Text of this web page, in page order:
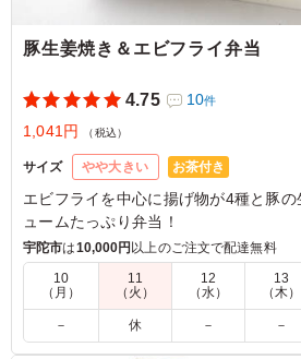
豚生姜焼き＆エビフライ弁当
4.75 10件
1,041円 （税込）
サイズ やや大きい お茶付き
エビフライを中心に揚げ物が4種と豚
ュームたっぷり弁当！
季節の副菜も3種入っています。
5.0 株式会社春企画
しっかりとした量とちょうど良い味
た。 小さい子もいたので、エビフラ
宇陀市は10,000円 以上のご注文で配達無料
10
（月）
11
（火）
12
（水）
13
（木）
－ 休 － －